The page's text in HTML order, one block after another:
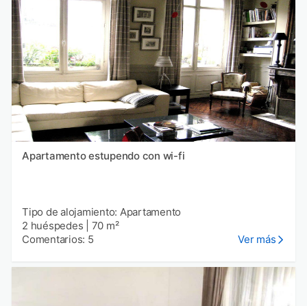
Apartamento estupendo con wi-fi
Tipo de alojamiento: Apartamento
2 huéspedes
70 m²
Comentarios: 5
Ver más